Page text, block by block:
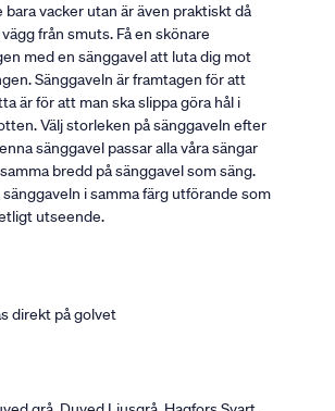
bara vacker utan är även praktiskt då
från smuts. Få en skönare
med en sänggavel att luta dig mot
Sänggaveln är framtagen för att
är för att man ska slippa göra hål i
Välj storleken på sänggaveln efter
sänggavel passar alla våra sängar
bredd på sänggavel som säng.
i samma färg utförande som
utseende.
direkt på golvet